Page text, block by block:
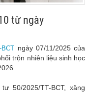
từ ngày
BCT ngày 07/11/2025 của
trộn nhiên liệu sinh học
50/2025/TT-BCT, xăng